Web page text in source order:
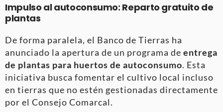
Impulso al autoconsumo: Reparto gratuito de
plantas
De forma paralela, el Banco de Tierras ha
anunciado la apertura de un programa de entrega
de plantas para huertos de autoconsumo. Esta
iniciativa busca fomentar el cultivo local incluso
en tierras que no estén gestionadas directamente
por el Consejo Comarcal.